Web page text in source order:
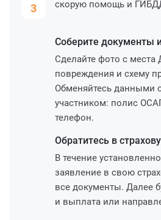
3
скорую помощь и
Соберите документы
Сделайте фото с места
повреждения и схему
Обменяйтесь данными
участником: полис
телефон.
Обратитесь в
В течение
заявление в свою
все документы. Далее
и выплата или